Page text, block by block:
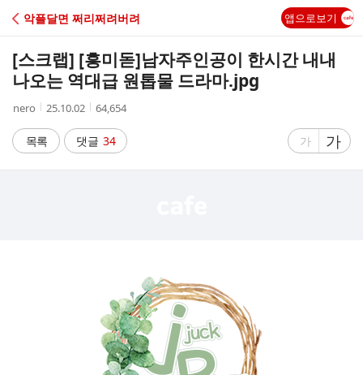
C
A
악플달면 쩌리쩌려버려 앱으로보기
[스크랩] [흥미돋]남자주인공이 한시간 내내
나오는 역대급 원톱물 드라마.jpg
작
자
nero
작
시
간
25.10.02
조
수
64,654
목록 댓글 34
글
가
글
자
가